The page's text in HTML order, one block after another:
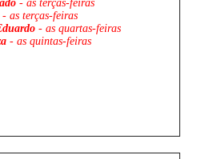
- as terças-feiras
- as terças-feiras
- as quartas-feiras
- as quintas-feiras